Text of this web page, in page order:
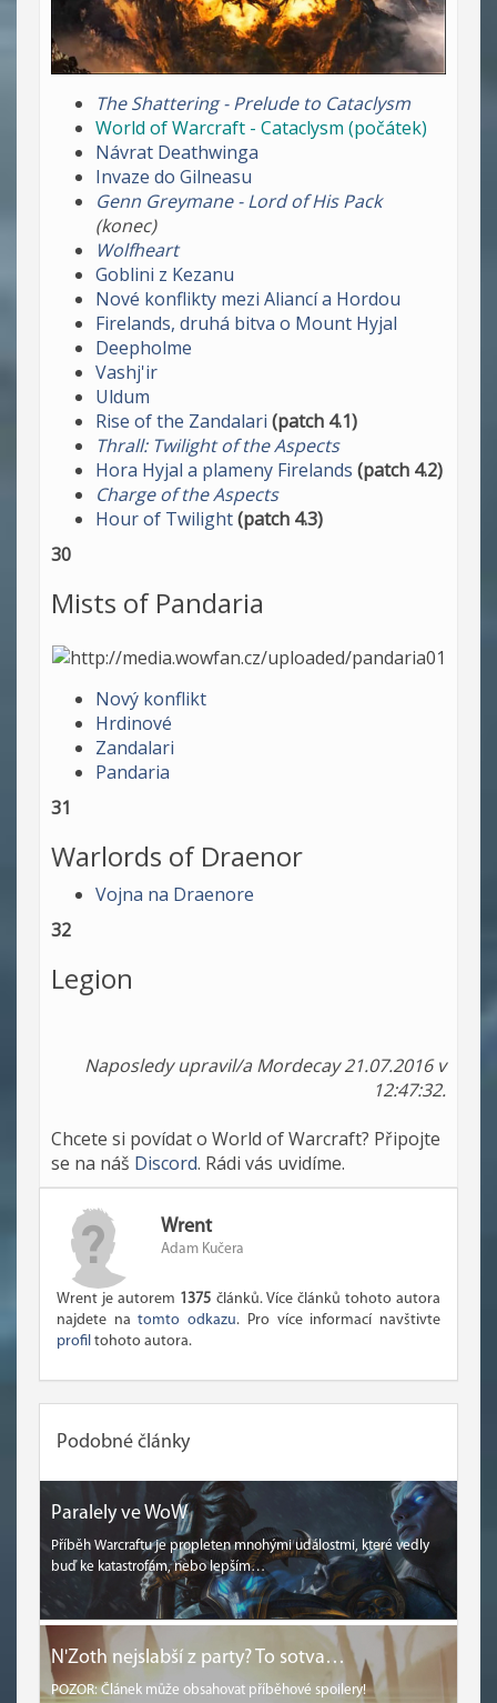
The Shattering - Prelude to Cataclysm
World of Warcraft - Cataclysm (počátek)
Návrat Deathwinga
Invaze do Gilneasu
Genn Greymane - Lord of His Pack
(konec)
Wolfheart
Goblini z Kezanu
Nové konflikty mezi Aliancí a Hordou
Firelands, druhá bitva o Mount Hyjal
Deepholme
Vashj'ir
Uldum
Rise of the Zandalari (patch 4.1)
Thrall: Twilight of the Aspects
Hora Hyjal a plameny Firelands (patch 4.2)
Charge of the Aspects
Hour of Twilight(patch 4.3)
30
Mists of Pandaria
Nový konflikt
Hrdinové
Zandalari
Pandaria
31
Warlords of Draenor
Vojna na Draenore
32
Legion
Naposledy upravil/a Mordecay 21.07.2016 v
12:47:32.
Chcete si povídat o World of Warcraft? Připojte
se na náš Discord. Rádi vás uvidíme.
Wrent
Adam Kučera
Wrent je autorem 1375 článků. Více článků tohoto autora
najdete natomto odkazu. Pro více informací navštivte
profil tohoto autora.
Podobné články
Paralely ve WoW
Příběh Warcraftu je propleten mnohými událostmi, které vedly
buď ke katastrofám, nebo lepším…
N'Zoth nejslabší z party? To sotva…
POZOR: Článek může obsahovat příběhové spoilery!